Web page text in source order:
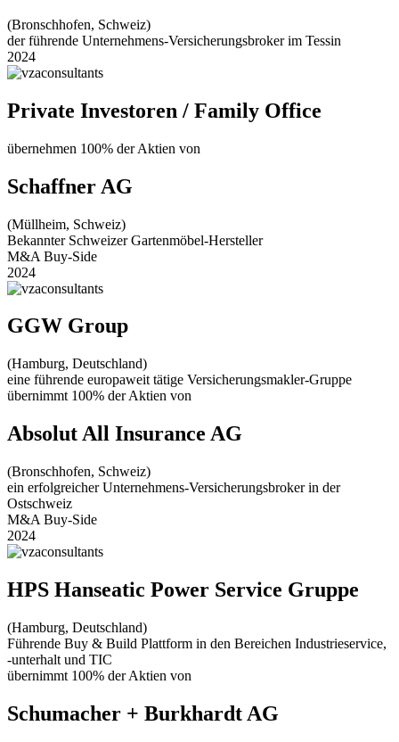
(Bronschhofen, Schweiz)
der führende Unternehmens-Versicherungsbroker im Tessin
2024
Private Investoren / Family Office
übernehmen 100% der Aktien von
Schaffner AG
(Müllheim, Schweiz)
Bekannter Schweizer Gartenmöbel-Hersteller
M&A Buy-Side
2024
GGW Group
(Hamburg, Deutschland)
eine führende europaweit tätige Versicherungsmakler-Gruppe
übernimmt 100% der Aktien von
Absolut All Insurance AG
(Bronschhofen, Schweiz)
ein erfolgreicher Unternehmens-Versicherungsbroker in der
Ostschweiz
M&A Buy-Side
2024
HPS Hanseatic Power Service Gruppe
(Hamburg, Deutschland)
Führende Buy & Build Plattform in den Bereichen Industrieservice,
-unterhalt und TIC
übernimmt 100% der Aktien von
Schumacher + Burkhardt AG